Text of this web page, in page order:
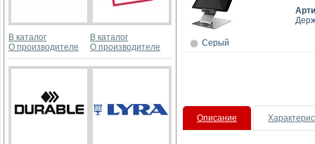
В каталог
О производителе
В каталог
О производителе
Серый
Описание